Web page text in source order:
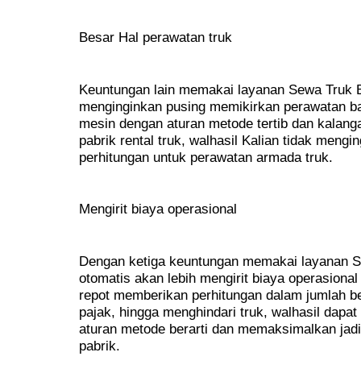
Besar Hal perawatan truk
Keuntungan lain memakai layanan Sewa Truk
menginginkan pusing memikirkan perawatan
mesin dengan aturan metode tertib dan
pabrik rental truk, walhasil Kalian tidak
perhitungan untuk perawatan armada truk.
Mengirit biaya operasional
Dengan ketiga keuntungan memakai layanan
otomatis akan lebih mengirit biaya
repot memberikan perhitungan dalam jumlah
pajak, hingga menghindari truk, walhasil
aturan metode berarti dan memaksimalkan
pabrik.